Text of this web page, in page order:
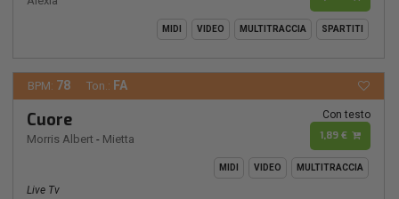
MIDI VIDEO MULTITRACCIA SPARTITI
BPM: 78 Ton.: FA
Cuore
Morris Albert - Mietta
Con testo
1,89 €
MIDI VIDEO MULTITRACCIA
Live Tv